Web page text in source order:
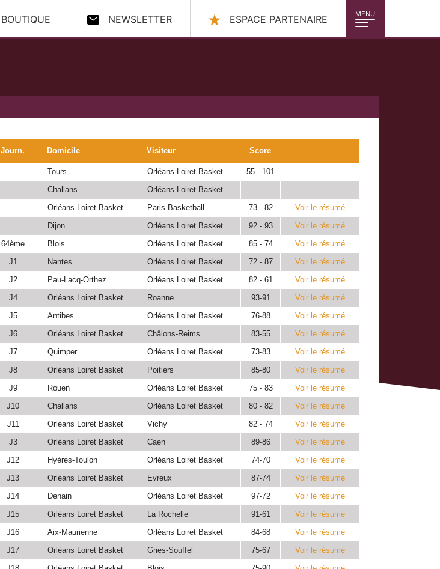
MENU
BOUTIQUE NEWSLETTER ESPACE PARTENAIRE
Journ. Domicile Visiteur Score
Tours Orléans Loiret Basket
55 - 101
Challans
Orléans Loiret Basket
Orléans Loiret Basket Paris Basketball 73 - 82
Voir le résumé
Dijon Orléans Loiret Basket 92 - 93
Voir le résumé
64ème Blois Orléans Loiret Basket 85 - 74
Voir le résumé
J1 Nantes Orléans Loiret Basket 72 - 87
Voir le résumé
J2 Pau-Lacq-Orthez Orléans Loiret Basket 82 - 61
Voir le résumé
J4 Orléans Loiret Basket Roanne 93-91
Voir le résumé
J5 Antibes Orléans Loiret Basket 76-88
Voir le résumé
J6 Orléans Loiret Basket Châlons-Reims 83-55
Voir le résumé
J7 Quimper Orléans Loiret Basket 73-83
Voir le résumé
J8 Orléans Loiret Basket Poitiers 85-80
Voir le résumé
J9 Rouen Orléans Loiret Basket 75 - 83
Voir le résumé
J10 Challans Orléans Loiret Basket 80 - 82
Voir le résumé
J11 Orléans Loiret Basket Vichy 82 - 74
Voir le résumé
J3 Orléans Loiret Basket Caen 89-86
Voir le résumé
J12 Hyères-Toulon Orléans Loiret Basket 74-70
Voir le résumé
J13 Orléans Loiret Basket Evreux 87-74
Voir le résumé
J14 Denain Orléans Loiret Basket 97-72
Voir le résumé
J15 Orléans Loiret Basket La Rochelle 91-61
Voir le résumé
J16 Aix-Maurienne Orléans Loiret Basket 84-68
Voir le résumé
J17 Orléans Loiret Basket Gries-Souffel 75-67
Voir le résumé